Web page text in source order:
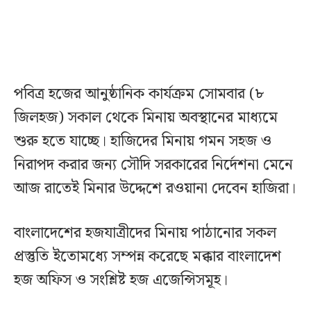
পবিত্র হজের আনুষ্ঠানিক কার্যক্রম সোমবার (৮
জিলহজ) সকাল থেকে মিনায় অবস্থানের মাধ্যমে
শুরু হতে যাচ্ছে। হাজিদের মিনায় গমন সহজ ও
নিরাপদ করার জন্য সৌদি সরকারের নির্দেশনা মেনে
আজ রাতেই মিনার উদ্দেশে রওয়ানা দেবেন হাজিরা।
বাংলাদেশের হজযাত্রীদের মিনায় পাঠানোর সকল
প্রস্তুতি ইতোমধ্যে সম্পন্ন করেছে মক্কার বাংলাদেশ
হজ অফিস ও সংশ্লিষ্ট হজ এজেন্সিসমূহ।